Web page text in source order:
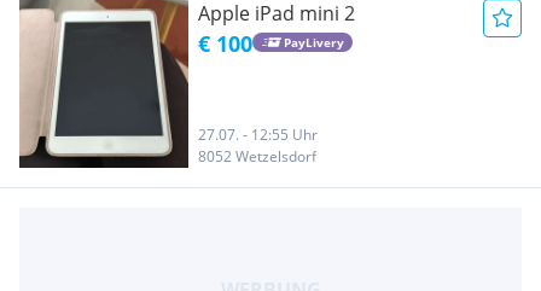
Apple iPad mini 2
€ 100 PayLivery
27.07. - 12:55 Uhr
8052 Wetzelsdorf